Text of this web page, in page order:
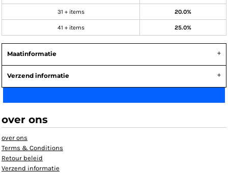
31 + items 20.0%
41 + items 25.0%
Maatinformatie
Verzend informatie
over ons
over ons
Terms & Conditions
Retour beleid
Verzend informatie